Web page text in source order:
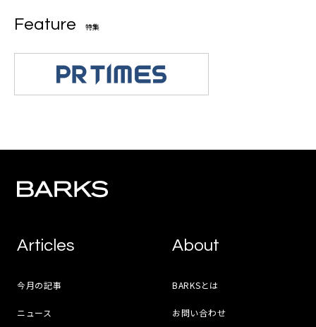
Feature 特集
Articles
今月の記事
ニュース
About
BARKSとは
お問い合わせ